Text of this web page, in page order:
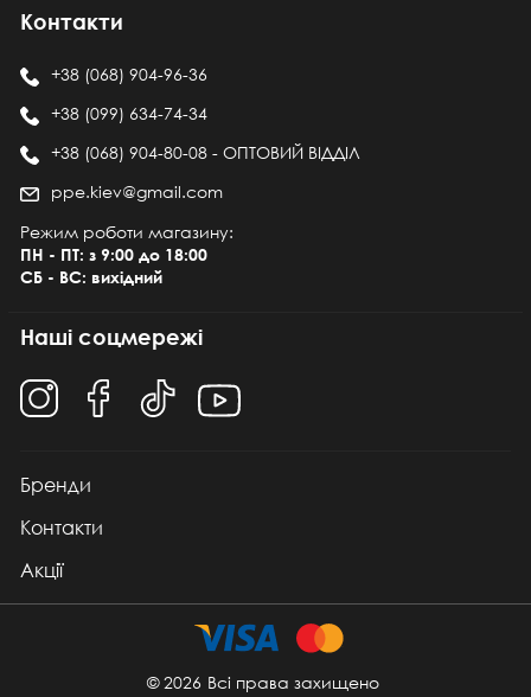
Контакти
+38 (068) 904-96-36
+38 (099) 634-74-34
+38 (068) 904-80-08 - ОПТОВИЙ ВІДДІЛ
ppe.kiev@gmail.com
Режим роботи магазину:
ПН - ПТ: з 9:00 до 18:00
СБ - ВС: вихідний
Наші соцмережі
Бренди
Контакти
Акції
© 2026 Всі права захищено